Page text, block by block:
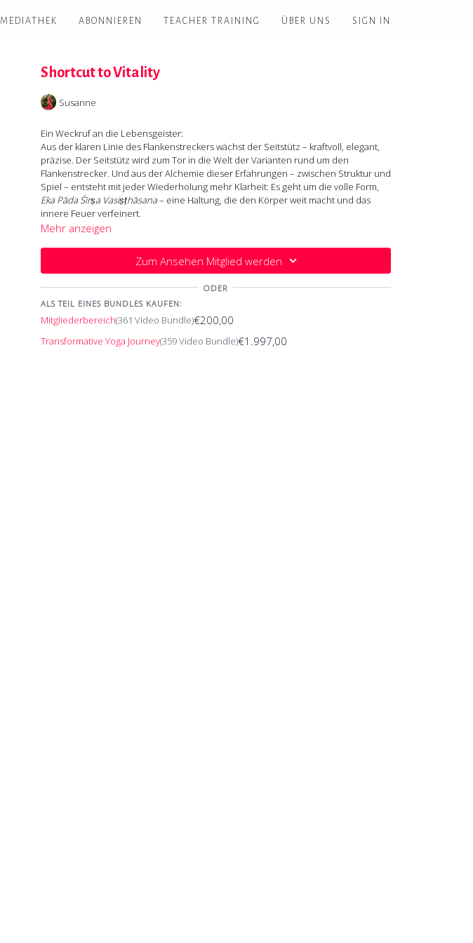
MEDIATHEK ABONNIEREN TEACHER TRAINING ÜBER UNS SIGN IN
Shortcut to Vitality
Susanne
Ein Weckruf an die Lebensgeister:
Aus der klaren Linie des Flankenstreckers wächst der Seitstütz – kraftvoll, elegant,
präzise. Der Seitstütz wird zum Tor in die Welt der Varianten rund um den
Flankenstrecker. Und aus der Alchemie dieser Erfahrungen – zwischen Struktur und
Spiel – entsteht mit jeder Wiederholung mehr Klarheit: Es geht um die volle Form,
Eka Pāda Śīrṣa Vasiṣṭhāsana– eine Haltung, die den Körper weit macht und das
innere Feuer verfeinert.
erzeugst. Sie ist bereits da – unter der Oberfläche, wartend, lebendig. Du musst sie
nur freilegen: Schicht für Schicht, Atem für Atem, bis sich Bewegung und
Mehr anzeigen
Zum Ansehen Mitglied werden
ODER
ALS TEIL EINES BUNDLES KAUFEN:
Mitgliederbereich(361 Video Bundle)€200,00
Transformative Yoga Journey(359 Video Bundle)€1.997,00